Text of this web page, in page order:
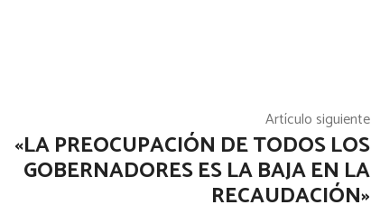
Artículo siguiente
«LA PREOCUPACIÓN DE TODOS LOS
GOBERNADORES ES LA BAJA EN LA
RECAUDACIÓN»